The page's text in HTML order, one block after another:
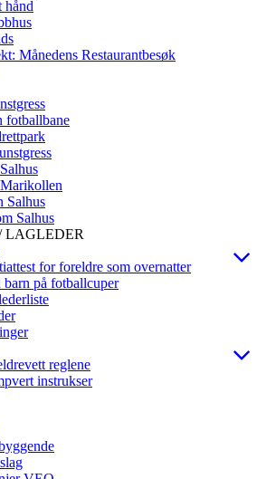
hånd
Månedens Restaurantbesøk
fotballbane
Salhus
Salhus
LAGLEDER
for foreldre som overnatter
barn på fotballcuper
reglene
instrukser